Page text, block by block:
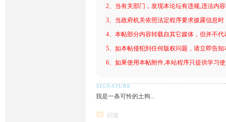
2、当有关部门，发现本论坛有违规,违法内
3、当政府机关依照法定程序要求披露信息
4、本帖部分内容转载自其它媒体，但并不
5、如本帖侵犯到任何版权问题，请立即告
6、如果使用本帖附件,本站程序只提供学习
我是一条可怜的土狗...
回复